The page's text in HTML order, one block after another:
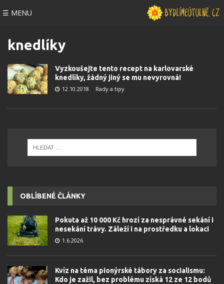
☰ MENU
knedlíky
Vyzkoušejte tento recept na karlovarské
knedlíky, žádný jiný se mu nevyrovná!
12.10.2018 Rady a tipy
OBLÍBENÉ ČLÁNKY
Pokuta až 10 000 Kč hrozí za nesprávné sekání i
nesekání trávy. Záleží i na prostředku a lokaci
1.6.2026
Kvíz na téma pionýrské tábory za socialismu:
Kdo je zažil, bez problému získá 12 ze 12 bodů